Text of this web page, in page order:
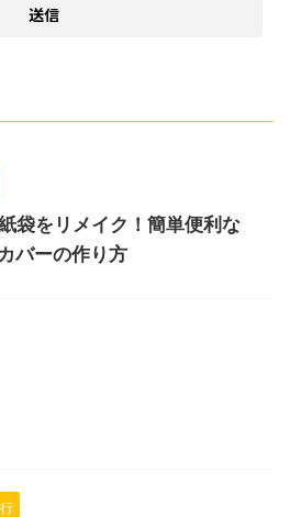
袋をリメイク！簡単便利な
バーの作り方